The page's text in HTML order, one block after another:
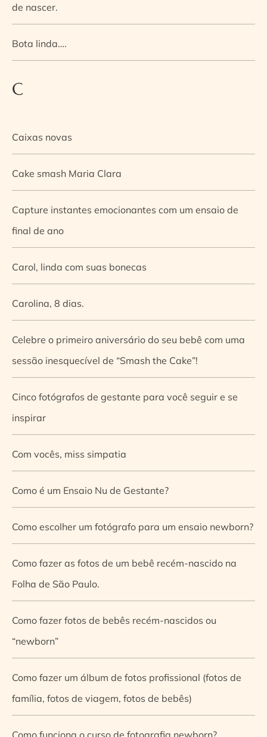
de nascer.
Bota linda….
C
Caixas novas
Cake smash Maria Clara
Capture instantes emocionantes com um ensaio de
final de ano
Carol, linda com suas bonecas
Carolina, 8 dias.
Celebre o primeiro aniversário do seu bebê com uma
sessão inesquecível de “Smash the Cake”!
Cinco fotógrafos de gestante para você seguir e se
inspirar
Com vocês, miss simpatia
Como é um Ensaio Nu de Gestante?
Como escolher um fotógrafo para um ensaio newborn?
Como fazer as fotos de um bebê recém-nascido na
Folha de São Paulo.
Como fazer fotos de bebês recém-nascidos ou
“newborn”
Como fazer um álbum de fotos profissional (fotos de
família, fotos de viagem, fotos de bebês)
Como funciona o curso de fotografia newborn?